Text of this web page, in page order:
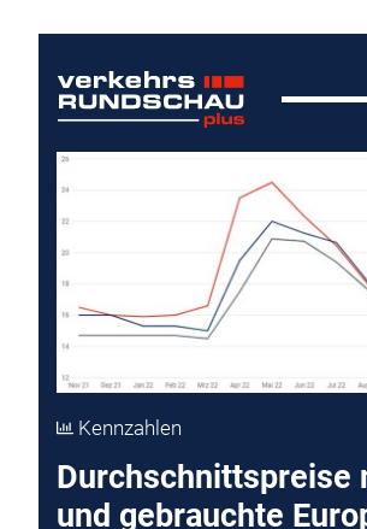
Kennzahlen
Durchschnittspreise
und gebrauchte